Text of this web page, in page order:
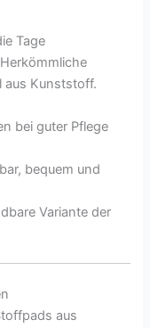
Tage
aus Kunststoff.
bei guter Pflege
bequem und
Variante der
aus